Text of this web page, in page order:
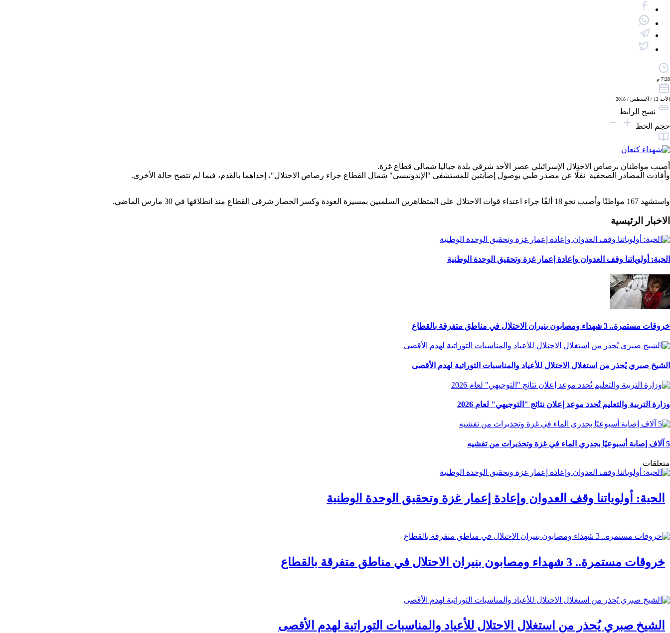
7:28 م
الأحد 12 / أغسطس / 2018
نسخ الرابط
حجم الخط
أصيب مواطنان برصاص الاحتلال الإسرائيلي عصر الأحد شرقي بلدة جباليا شمالي قطاع غزة.
وأفادت المصادر الصحفية نقلًا عن مصدر طبي بوصول إصابتين للمستشفى "الإندونيسي" شمال القطاع جراء رصاص الاحتلال"، إحداهما بالقدم، فيما لم تتضح حالة الأخرى.
واستشهد 167 مواطنًا وأصيب نحو 18 ألفًا جراء اعتداء قوات الاحتلال على المتظاهرين السلميين بمسيرة العودة وكسر الحصار شرقي القطاع منذ انطلاقها في 30 مارس الماضي.
الاخبار الرئيسية
الحية: أولوياتنا وقف العدوان وإعادة إعمار غزة وتحقيق الوحدة الوطنية
خروقات مستمرة.. 3 شهداء ومصابون بنيران الاحتلال في مناطق متفرقة بالقطاع
الشيخ صبري يُحذر من استغلال الاحتلال للأعياد والمناسبات التوراتية لهدم الأقصى
وزارة التربية والتعليم تُحدد موعد إعلان نتائج "التوجيهي" لعام 2026
5 آلاف إصابة أسبوعيًا بجدري الماء في غزة وتحذيرات من تفشيه
متعلقات
الحية: أولوياتنا وقف العدوان وإعادة إعمار غزة وتحقيق الوحدة الوطنية
خروقات مستمرة.. 3 شهداء ومصابون بنيران الاحتلال في مناطق متفرقة بالقطاع
الشيخ صبري يُحذر من استغلال الاحتلال للأعياد والمناسبات التوراتية لهدم الأقصى